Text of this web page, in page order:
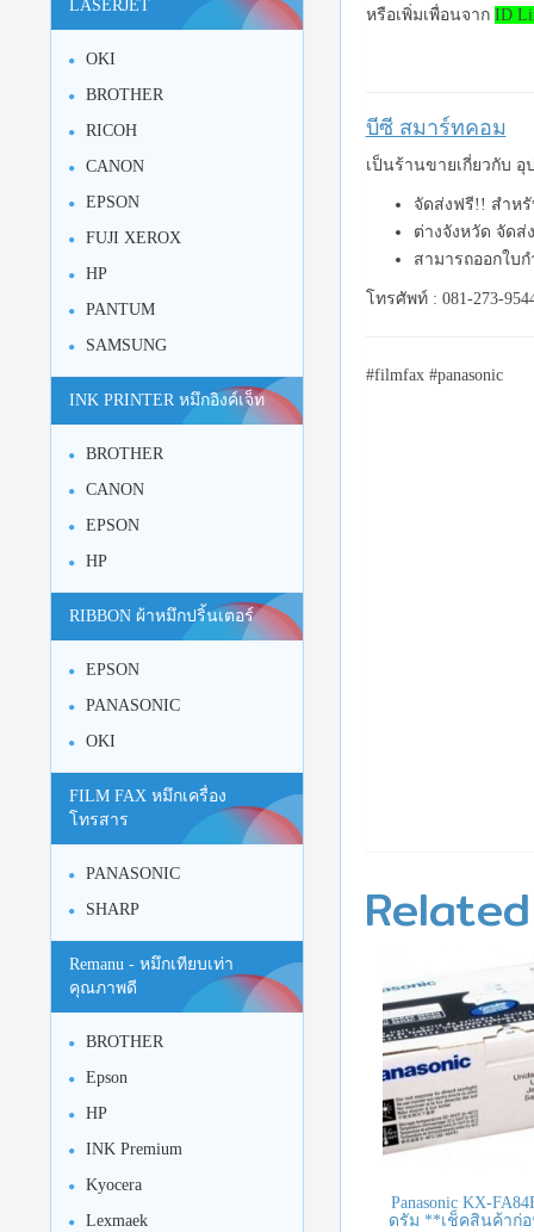
หรือเพิ่มเพื่อนจาก ID
บีซี สมาร์ทคอม
เป็นร้านขายเกี่ยวกับ
จัดส่งฟรี!! สำห
ต่างจังหวัด จัดส่
สามารถออกใบ
โทรศัพท์ : 081-273-
#filmfax #panasonic
Panasonic KX-
ดรัม **เช็คสินค้าก่
LASERJET
OKI
BROTHER
RICOH
CANON
EPSON
FUJI XEROX
HP
PANTUM
SAMSUNG
INK PRINTER หมึกอิงค์เจ็ท
BROTHER
CANON
EPSON
HP
RIBBON ผ้าหมึกปริ้นเตอร์
EPSON
PANASONIC
OKI
FILM FAX หมึกเครื่อง
โทรสาร
PANASONIC
SHARP
Remanu - หมึกเทียบเท่า
คุณภาพดี
BROTHER
Epson
HP
INK Premium
Kyocera
Lexmaek